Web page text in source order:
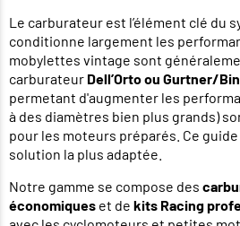
Le carburateur est l’élément clé du
conditionne largement les
mobylettes vintage sont
carburateur Dell’Orto ou Gurtner/
permetant d'augmenter les
à des diamètres bien plus grands)
pour les moteurs préparés. Ce
solution la plus adaptée.
Notre gamme se compose des
économiques et de kits Racing